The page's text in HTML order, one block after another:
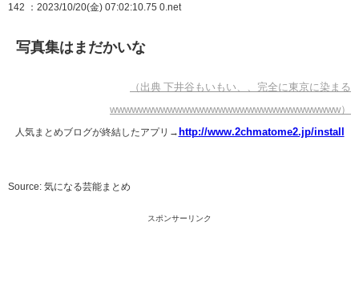
142 ：2023/10/20(金) 07:02:10.75 0.net
写真集はまだかいな
（出典 下井谷もいもい、、完全に東京に染まる
wwwwwwwwwwwwwwwwwwwwwwwwwwwwwwww）
人気まとめブログが終結したアプリ→ http://www.2chmatome2.jp/install
Source: 気になる芸能まとめ
スポンサーリンク